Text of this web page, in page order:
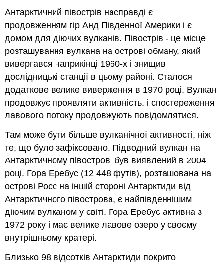
Антарктичний півострів насправді є
продовженням гір Анд Південної Америки і є
домом для діючих вулканів. Півострів - це місце
розташування вулкана на острові обману, який
вивергався наприкінці 1960-х і знищив
дослідницькі станції в цьому районі. Сталося
додаткове велике виверження в 1970 році. Вулкан
продовжує проявляти активність, і спостереження
лавового потоку продовжують повідомлятися.
Там може бути більше вулканічної активності, ніж
те, що було зафіксовано. Підводний вулкан на
Антарктичному півострові був виявлений в 2004
році. Гора Еребус (12 448 футів), розташована на
острові Росс на іншій стороні Антарктиди від
Антарктичного півострова, є найпівденнішим
діючим вулканом у світі. Гора Еребус активна з
1972 року і має велике лавове озеро у своєму
внутрішньому кратері.
Близько 98 відсотків Антарктиди покрито